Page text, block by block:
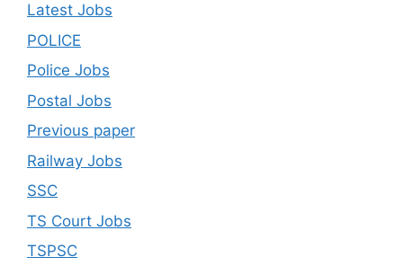
Latest Jobs
POLICE
Police Jobs
Postal Jobs
Previous paper
Railway Jobs
SSC
TS Court Jobs
TSPSC